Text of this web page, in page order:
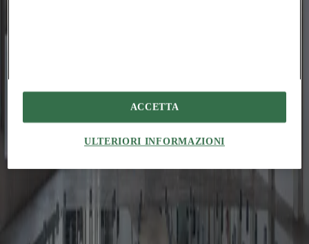
Ad ARCO Madrid, Manuel Bouzas e Salazar Sequero Medina
trasformano i resti degli incendi in un progetto sulla ricostruzione
Un nuovo centro sportivo firmato da Sordo Madaleno lega
materia
“Flujos comunes”: progettare per il futuro
Félix Zerdán
La Biennale Spagnola di architettura e urbanistica parte da
Ponferrada per esplorare i flussi che influenzano il progetto
contemporaneo
ULTERIORI INFORMAZIONI
ACCETTA